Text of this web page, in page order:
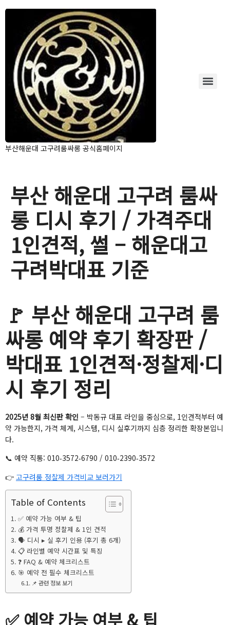
부산해운대 고구려룸싸롱 공식홈페이지
부산 해운대 고구려 룸싸
롱 디시 후기 / 가격주대
1인견적, 썰 – 해운대고
구려박대표 기준
🚩 부산 해운대 고구려 룸
싸롱 예약 후기 확장판 /
박대표 1인견적·정찰제·디
시 후기 정리
2025년 8월 최신판 확인 – 박동규 대표 라인을 중심으로, 1인견적부터 예
약 가능한지, 가격 체계, 시스템, 디시 실후기까지 심층 정리한 확장본입니
다.
📞 예약 직통: 010‑3572‑6790 / 010‑2390‑3572
👉 고구려룸 정찰제 가격비교 보러가기
Table of Contents
✅ 예약 가능 여부 & 팁
💰 가격 투명 정찰제 & 1인 견적
🗣️ 디시 ▸ 실 후기 인용 (후기 총 6개)
📋 라인별 예약 시간표 및 특징
❓ FAQ & 예약 체크리스트
🎯 예약 전 필수 체크리스트
📌 관련 정보 보기
✅ 예약 가능 여부 & 팁